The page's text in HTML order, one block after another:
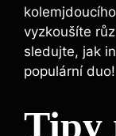
vyzkoušíte
sledujte, jak
populární duo!
Tipy